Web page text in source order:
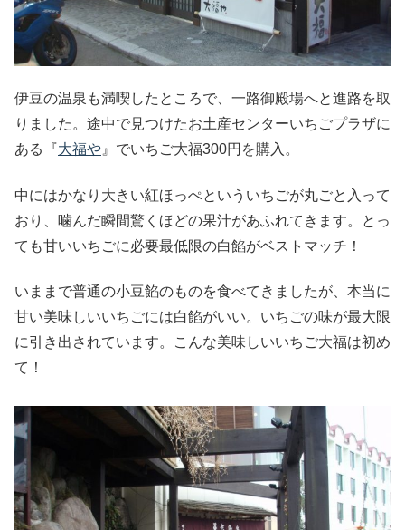
伊豆の温泉も満喫したところで、一路御殿場へと進路を取
りました。途中で見つけたお土産センターいちごプラザに
ある『大福や 』でいちご大福300円を購入。
中にはかなり大きい紅ほっぺといういちごが丸ごと入って
おり、噛んだ瞬間驚くほどの果汁があふれてきます。とっ
ても甘いいちごに必要最低限の白餡がベストマッチ！
いままで普通の小豆餡のものを食べてきましたが、本当に
甘い美味しいいちごには白餡がいい。いちごの味が最大限
に引き出されています。こんな美味しいいちご大福は初め
て！